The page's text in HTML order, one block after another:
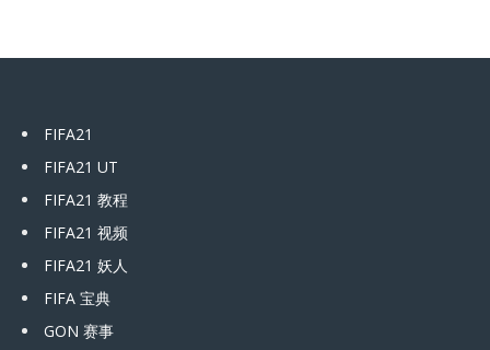
FIFA21
FIFA21 UT
FIFA21 教程
FIFA21 视频
FIFA21 妖人
FIFA 宝典
GON 赛事